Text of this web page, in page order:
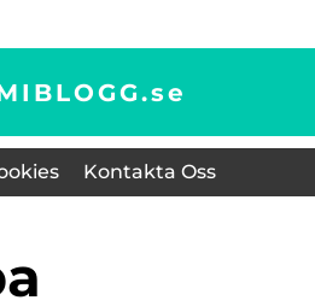
se
Kontakta Oss